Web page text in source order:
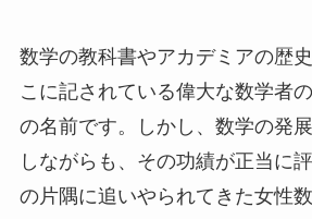
数学の教科書やアカデミアの歴
こに記されている偉大な数学者
の名前です。しかし、数学の発
しながらも、その功績が正当に
の片隅に追いやられてきた女性